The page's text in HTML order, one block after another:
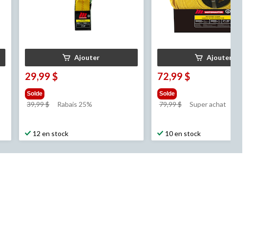
Ajouter
29,99 $
Solde
39,99 $
prixRabais 25%
12 en stock
Ajouter
72,99 $
Solde
79,99 $
prix
Super achat
10 en stock